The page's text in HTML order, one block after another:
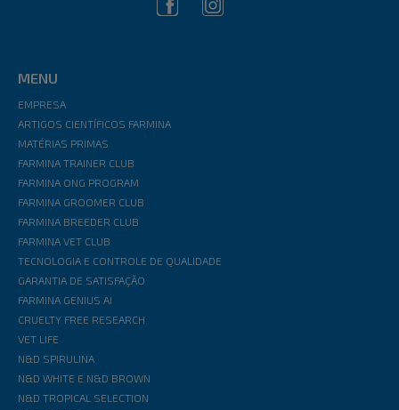
MENU
EMPRESA
ARTIGOS CIENTÍFICOS FARMINA
MATÉRIAS PRIMAS
FARMINA TRAINER CLUB
FARMINA ONG PROGRAM
FARMINA GROOMER CLUB
FARMINA BREEDER CLUB
FARMINA VET CLUB
TECNOLOGIA E CONTROLE DE QUALIDADE
GARANTIA DE SATISFAÇÃO
FARMINA GENIUS AI
CRUELTY FREE RESEARCH
VET LIFE
N&D SPIRULINA
N&D WHITE E N&D BROWN
N&D TROPICAL SELECTION